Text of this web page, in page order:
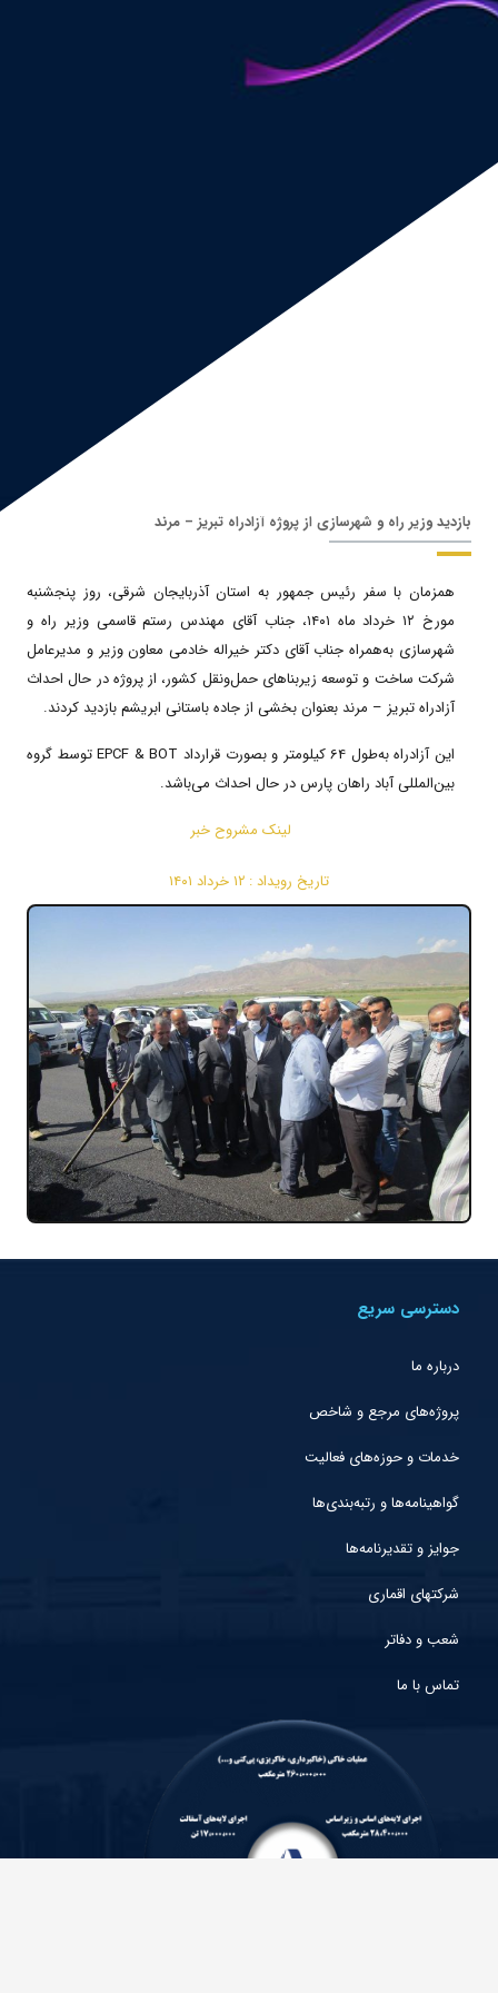
بازدید وزیر راه و شهرسازی از پروژه آزادراه تبریز – مرند
همزمان با سفر رئيس جمهور به استان آذربايجان شرقی، روز پنجشنبه
مورخ ۱۲ خرداد ماه ۱۴۰۱، جناب آقای مهندس رستم قاسمی وزير راه و
شهرسازی به‌همراه جناب آقای دکتر خیراله خادمی معاون وزیر و مدیرعامل
شرکت ساخت و توسعه زیربناهای حمل‌و‌نقل کشور، از پروژه در حال احداث
آزادراه تبریز – مرند بعنوان بخشی از جاده باستانی ابريشم بازديد کردند.
این آزادراه به‌طول 64 کیلومتر و بصورت قرارداد EPCF & BOT توسط گروه
بین‌المللی آباد راهان پارس در حال احداث می‌باشد.
لینک مشروح خبر
تاریخ رویداد :‌‌ ۱۲ خرداد ۱۴۰۱
دسترسی سریع
درباره ما
پروژه‌های مرجع و شاخص
خدمات و حوزه‌های فعالیت
گواهینامه‌ها و رتبه‌بندی‌ها
جوایز و تقدیرنامه‌ها
شرکتهای اقماری
شعب و دفاتر
تماس با ما